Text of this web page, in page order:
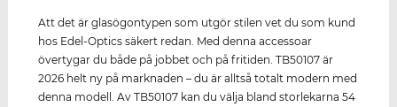
Att det är glasögontypen som utgör stilen vet du som kund
hos Edel-Optics säkert redan. Med denna accessoar
övertygar du både på jobbet och på fritiden. TB50107 är
2026 helt ny på marknaden – du är alltså totalt modern med
denna modell. Av TB50107 kan du välja bland storlekarna 54